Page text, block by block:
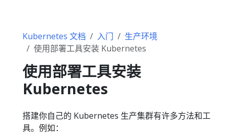
Kubernetes 文档 入门
生产环境
使用部署工具安装 Kubernetes
使用部署工具安装
Kubernetes
搭建你自己的 Kubernetes 生产集群有许多方法和工
具。例如：